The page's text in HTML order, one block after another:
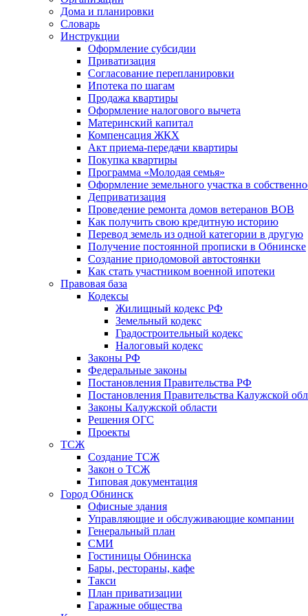
Дома и планировки
Словарь
Инструкции
Оформление субсидии
Приватизация
Согласование перепланировки
Ипотека по шагам
Продажа квартиры
Оформление налогового вычета
Материнский капитал
Компенсация ЖКХ
Акт приема-передачи квартиры
Покупка квартиры
Программа «Молодая семья»
Оформление земельного участка в
Деприватизация
Проведение ремонта домов ветеранов ВОВ
Как получить свою кредитную историю
Перевод земель из одной категории в другую
Получение постоянной прописки в Обнинске
Создание приодомовой автостоянки
Как стать участником военной ипотеки
Правовая база
Кодексы
Жилищный кодекс РФ
Земельный кодекс
Градостроительный кодекс
Налоговый кодекс
Законы РФ
Федеральные законы
Постановления Правительства РФ
Постановления Правительства Калужской
Законы Калужской области
Решения ОГС
Проекты
ТСЖ
Создание ТСЖ
Закон о ТСЖ
Типовая документация
Город Обнинск
Офисные здания
Управляющие и обслуживающие компании
Генеральный план
СМИ
Гостиницы Обнинска
Бары, рестораны, кафе
Такси
План приватизации
Гаражные общества